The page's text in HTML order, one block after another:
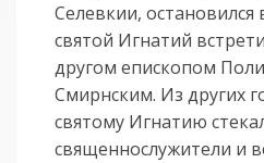
Селевкии, остановился
святой Игнатий
другом епископом
Смирнским. Из других
святому Игнатию
священнослужители и